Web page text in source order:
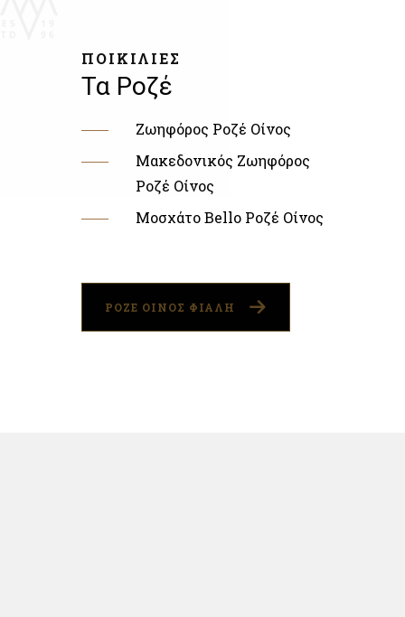
ΠΟΙΚΙΛΙΕΣ
Τα Ροζέ
Ζωηφόρος Ροζέ Οίνος
Μακεδονικός Ζωηφόρος
Ροζέ Οίνος
Μοσχάτο Bello Ροζέ Οίνος
ΡΟΖΕ ΟΙΝΟΣ ΦΙΑΛΗ